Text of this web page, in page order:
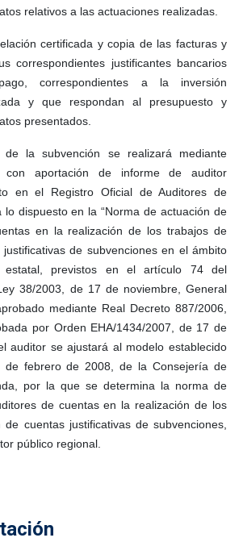
relativos a las actuaciones realizadas.
certificada y copia de las facturas y
correspondientes justificantes bancarios
correspondientes a la inversión
y que respondan al presupuesto y
presentados.
la subvención se realizará mediante
con aportación de informe de auditor
en el Registro Oficial de Auditores de
lo dispuesto en la “Norma de actuación de
en la realización de los trabajos de
de subvenciones en el ámbito
estatal, previstos en el artículo 74 del
38/2003, de 17 de noviembre, General
mediante Real Decreto 887/2006,
por Orden EHA/1434/2007, de 17 de
auditor se ajustará al modelo establecido
febrero de 2008, de la Consejería de
por la que se determina la norma de
de cuentas en la realización de los
cuentas justificativas de subvenciones,
público regional.